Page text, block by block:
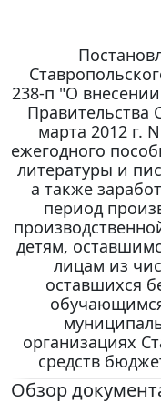
238-п "О
Правительства
марта 2012 г.
ежегодного
литературы и
а также
период
детям,
лицам из
оставшихся
организациях
средств
Обзор